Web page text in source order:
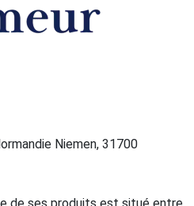
Niemen, 31700